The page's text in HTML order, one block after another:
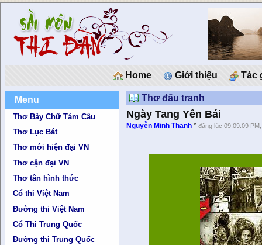
Home Giới thiệu Tác
Menu
Thơ Bảy Chữ Tám Câu
Thơ Lục Bát
Thơ mới hiện đại VN
Thơ cận đại VN
Thơ tân hình thức
Cổ thi Việt Nam
Đường thi Việt Nam
Cổ Thi Trung Quốc
Đường thi Trung Quốc
Thơ đấu tranh
Ngày Tang Yên Bái
Nguyễn Minh Thanh *đăng lúc 09:09:09